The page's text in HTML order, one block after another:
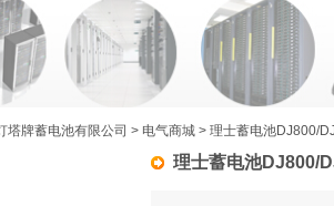
理士蓄电池DJ800/
塔牌蓄电池有限公司 > 电气商城 > 理士蓄电池DJ800/